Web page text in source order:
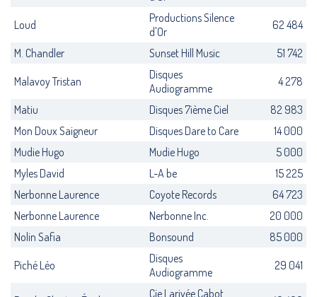
Loud
Productions Silence
d'Or
62 484
M. Chandler
Sunset Hill Music
51 742
Malavoy Tristan
Disques
Audiogramme
4 278
Matiu
Disques 7ième Ciel
82 983
Mon Doux Saigneur
Disques Dare to Care
14 000
Mudie Hugo
Mudie Hugo
5 000
Myles David
L-A be
15 225
Nerbonne Laurence
Coyote Records
64 723
Nerbonne Laurence
Nerbonne Inc.
20 000
Nolin Safia
Bonsound
85 000
Piché Léo
Disques
Audiogramme
29 041
Cie Larivée Cabot